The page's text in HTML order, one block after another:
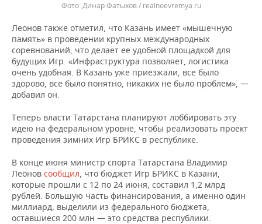
Динар Фатыхов / realnoevremya.ru
Леонов также отметил, что Казань имеет «мышечную
память» в проведении крупных международных
соревнований, что делает ее удобной площадкой для
будущих Игр. «Инфраструктура позволяет, логистика
очень удобная. В Казань уже приезжали, все было
здорово, все было понятно, никаких не было проблем», —
добавил он.
Теперь власти Татарстана планируют лоббировать эту
идею на федеральном уровне, чтобы реализовать проект
проведения зимних Игр БРИКС в республике.
В конце июня министр спорта Татарстана Владимир
Леонов сообщил, что бюджет Игр БРИКС в Казани,
которые прошли с 12 по 24 июня, составил 1,2 млрд
рублей. Большую часть финансирования, а именно один
миллиард, выделили из федерального бюджета,
оставшиеся 200 млн — это средства республики.